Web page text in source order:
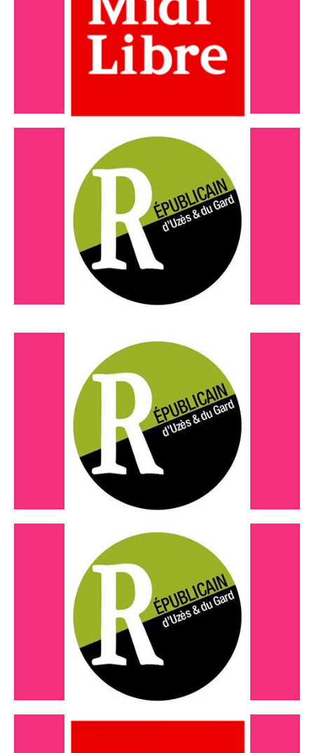
octobre 2021
Nouvel espace de partage
Lire l'article
nouvel espace modulable
Lire l'article
Octobre 2021
aide contre la fracture numérique
Lire l'article
Mars 2021
Le 12 pour le Tiers-lieu
Lire l'article